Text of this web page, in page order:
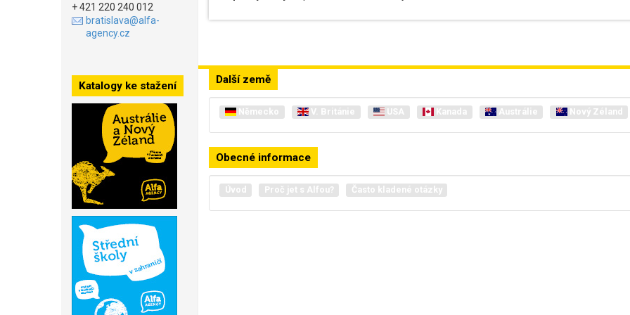
+ 421 220 240 012
bratislava@alfa-
agency.cz
Katalogy ke stažení Další země
Německo V. Británie USA Kanada Austrálie Nový Zéland
Obecné informace
Úvod Proč jet s Alfou? Často kladené otázky